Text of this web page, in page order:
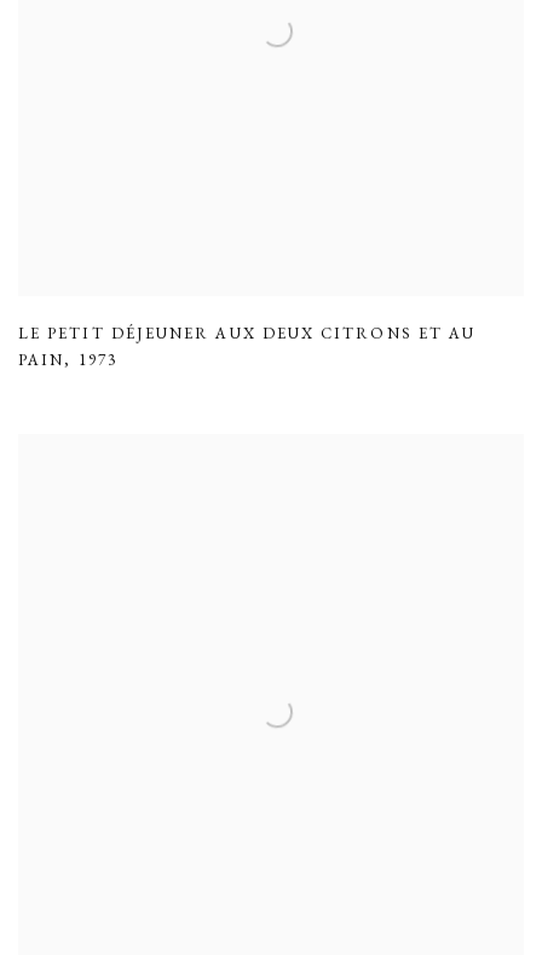
LE PETIT DÉJEUNER AUX DEUX CITRONS ET AU
PAIN, 1973